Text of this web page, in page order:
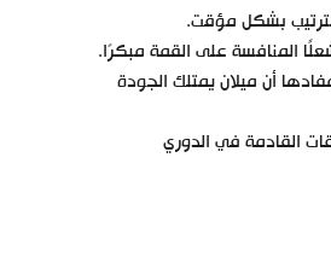
أن ميلان يمتلك الجودة
القادمة في الدوري